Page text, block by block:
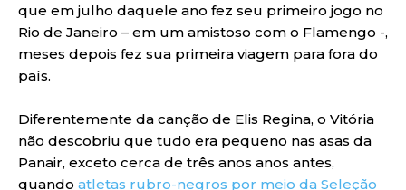
que em julho daquele ano fez seu primeiro jogo no
Rio de Janeiro – em um amistoso com o Flamengo -,
meses depois fez sua primeira viagem para fora do
país.
Diferentemente da canção de Elis Regina, o Vitória
não descobriu que tudo era pequeno nas asas da
Panair, exceto cerca de três anos anos antes,
quando atletas rubro-negros por meio da Seleção